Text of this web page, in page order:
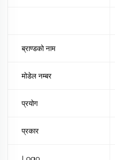
ब्राण्डको नाम
मोडेल नम्बर
प्रयोग
प्रकार